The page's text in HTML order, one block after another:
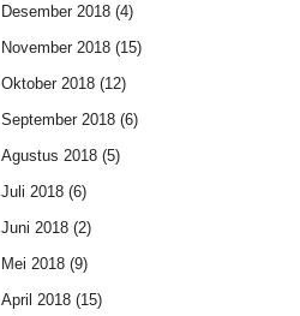
Desember 2018(4)
November 2018(15)
Oktober 2018(12)
September 2018(6)
Agustus 2018(5)
Juli 2018(6)
Juni 2018(2)
Mei 2018(9)
April 2018(15)